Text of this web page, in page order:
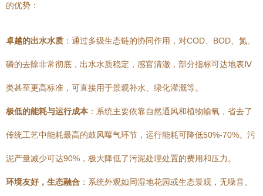
的优势：
卓越的出水水质 ：通过多级生态链的协同作用，对COD、BOD、氮、
磷的去除非常彻底，出水水质稳定，感官清澈，部分指标可达地表Ⅳ
类甚至更高标准，可直接用于景观补水、绿化灌溉等。
极低的能耗与运行成本 ：系统主要依靠自然通风和植物输氧，省去了
传统工艺中能耗最高的鼓风曝气环节，运行能耗可降低50%-70%。污
泥产量减少可达90%，极大降低了污泥处理处置的费用和压力。
环境友好，生态融合 ：系统外观如同湿地花园或生态景观，无噪音、